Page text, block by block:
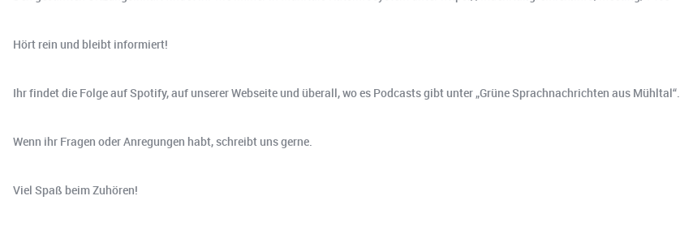
Hört rein und bleibt informiert!
Ihr findet die Folge auf Spotify, auf unserer Webseite und überall, wo es Podcasts gibt unter „Grüne Sprachnachrichten aus Mühltal“.
Wenn ihr Fragen oder Anregungen habt, schreibt uns gerne.
Viel Spaß beim Zuhören!